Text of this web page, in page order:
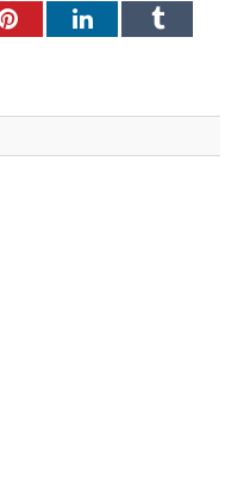
PinterestLinkedInTumblr